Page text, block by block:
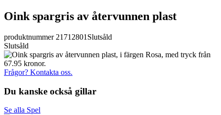
Oink spargris av återvunnen plast
produktnummer 21712801 Slutsåld
Slutsåld
Frågor? Kontakta oss.
Du kanske också gillar
Se alla Spel